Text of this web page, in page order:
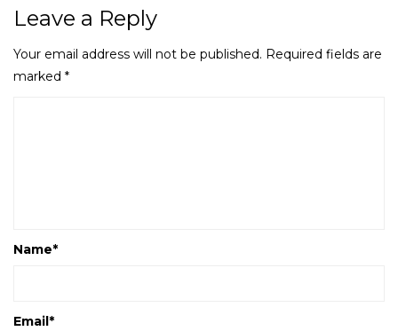
Leave a Reply
Your email address will not be published. Required fields are
marked *
Name*
Email*